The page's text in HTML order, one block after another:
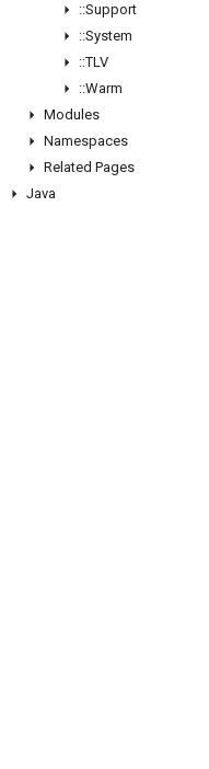
::Support
::System
::TLV
::Warm
Modules
Namespaces
Related Pages
Java